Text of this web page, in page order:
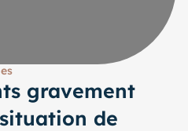
gravement
de